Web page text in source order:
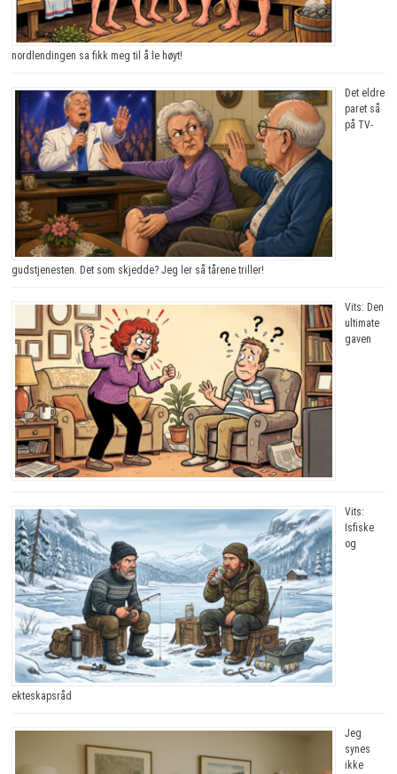
nordlendingen sa fikk meg til å le høyt!
Det eldre
paret så
på TV-
gudstjenesten. Det som skjedde? Jeg ler så tårene triller!
Vits: Den
ultimate
gaven
Vits:
Isfiske
og
ekteskapsråd
Jeg
synes
ikke